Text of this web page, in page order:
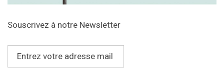
Souscrivez à notre Newsletter